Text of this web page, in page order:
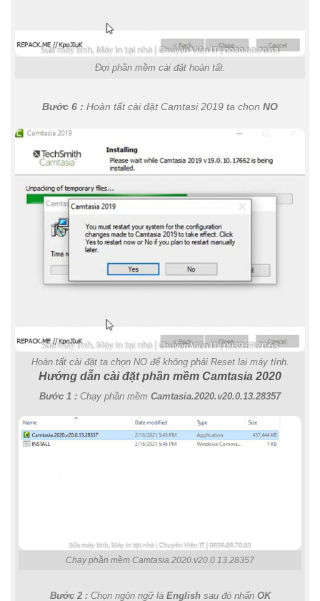
Đợi phần mềm cài đặt hoàn tất.
Bước 6 : Hoàn tất cài đặt Camtasi 2019 ta chọn NO
Hoàn tất cài đặt ta chọn NO để không phải Reset lai máy tính.
Hướng dẫn cài đặt phần mềm Camtasia 2020
Bước 1 : Chạy phần mềm Camtasia.2020.v20.0.13.28357
Chạy phần mềm Camtasia.2020.v20.0.13.28357
Bước 2 :Chọn ngôn ngữ là Englishsau đó nhấn OK